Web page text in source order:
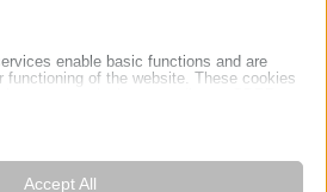
εφόσον η σχετική αίτηση
2025, προκειμένου να
enable basic functions and are
functioning of the website. These cookies
usage information, enabling us to gain
interact with our website.
Accept All